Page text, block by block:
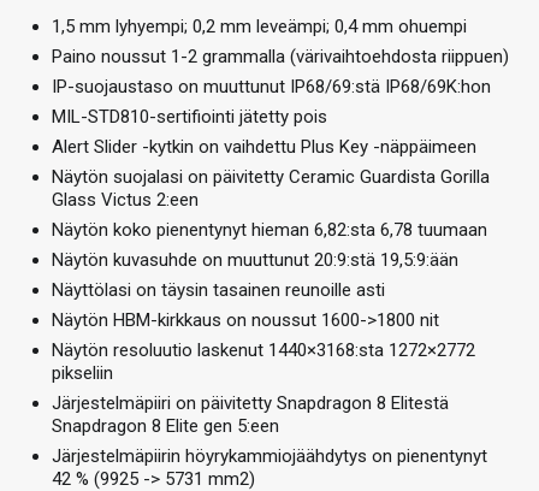
1,5 mm lyhyempi; 0,2 mm leveämpi; 0,4 mm ohuempi
Paino noussut 1-2 grammalla (värivaihtoehdosta riippuen)
IP-suojaustaso on muuttunut IP68/69:stä IP68/69K:hon
MIL-STD810-sertifiointi jätetty pois
Alert Slider -kytkin on vaihdettu Plus Key -näppäimeen
Näytön suojalasi on päivitetty Ceramic Guardista Gorilla
Glass Victus 2:een
Näytön koko pienentynyt hieman 6,82:sta 6,78 tuumaan
Näytön kuvasuhde on muuttunut 20:9:stä 19,5:9:ään
Näyttölasi on täysin tasainen reunoille asti
Näytön HBM-kirkkaus on noussut 1600->1800 nit
Näytön resoluutio laskenut 1440×3168:sta 1272×2772
pikseliin
Järjestelmäpiiri on päivitetty Snapdragon 8 Elitestä
Snapdragon 8 Elite gen 5:een
Järjestelmäpiirin höyrykammiojäähdytys on pienentynyt
42 % (9925 -> 5731 mm2)